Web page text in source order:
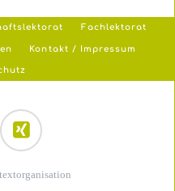
Fachlektorat
Kontakt / Impressum